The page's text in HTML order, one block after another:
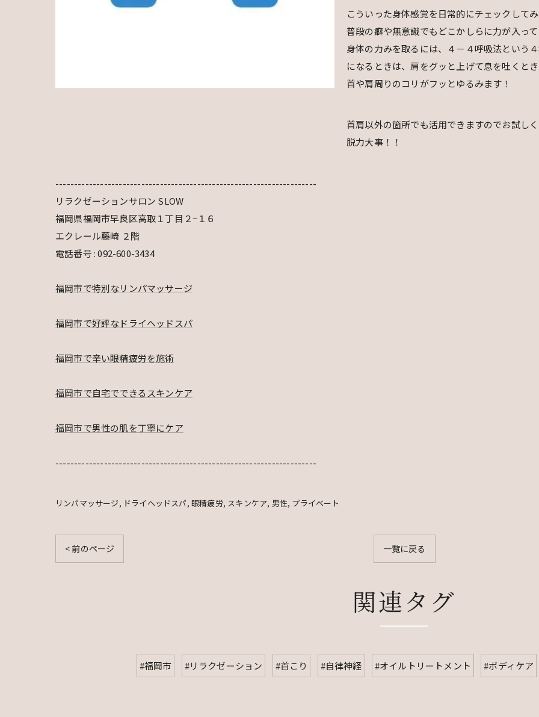
こういった身体感覚を日常的にチェックして
普段の癖や無意識でもどこかしらに力が入って
身体の力みを取るには、４－４呼吸法という
になるときは、肩をグッと上げて息を吐くと
首や肩周りのコリがフッとゆるみます！
首肩以外の箇所でも活用できますのでお試し
脱力大事！！
----------------------------------------------------------------------
リラクゼーションサロン SLOW
福岡県福岡市早良区高取１丁目２−１６
エクレール藤崎 ２階
電話番号 : 092-600-3434
福岡市で特別なリンパマッサージ
福岡市で好評なドライヘッドスパ
福岡市で辛い眼精疲労を施術
福岡市で自宅でできるスキンケア
福岡市で男性の肌を丁寧にケア
----------------------------------------------------------------------
リンパマッサージ ドライヘッドスパ 眼精疲労 スキンケア 男性 プライベート
< 前のページ 一覧に戻る
関連タグ
#福岡市 #リラクゼーション #首こり #自律神経 #オイルトリートメント #ボディケア